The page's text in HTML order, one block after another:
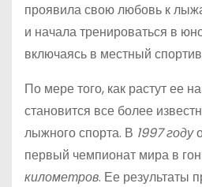
проявила свою любовь к
и начала тренироваться в
включаясь в местный
По мере того, как растут ее
становится все более
лыжного спорта. В 1997 году
первый чемпионат мира в
километров. Ее результаты